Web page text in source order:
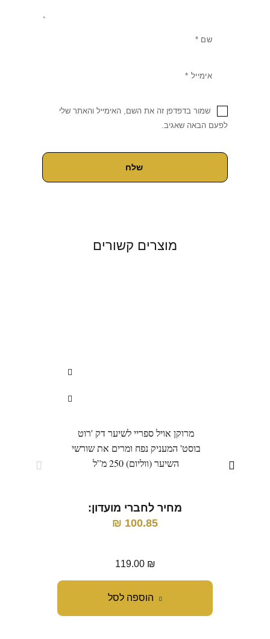
שמור בדפדפן זה את השם, האימייל והאתר שלי
לפעם הבאה שאגיב.
מוצרים קשורים
הוספה לסל
מרוקן אויל ספריי לשיער דק 'רוט
בוסט' המעניק נפח ומרים את שורשי
השיער (ווליום) 250 מ”ל
מחיר לחברי מועדון:
100.85
₪
119.00 ₪